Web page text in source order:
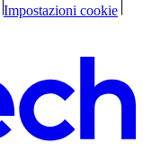
Impostazioni cookie